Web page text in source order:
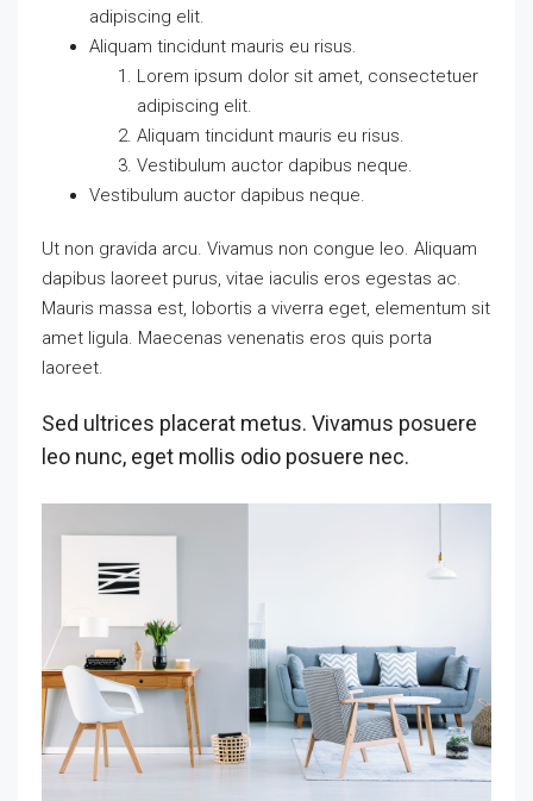
adipiscing elit.
Aliquam tincidunt mauris eu risus.
Lorem ipsum dolor sit amet, consectetuer
adipiscing elit.
Aliquam tincidunt mauris eu risus.
Vestibulum auctor dapibus neque.
Vestibulum auctor dapibus neque.
Ut non gravida arcu. Vivamus non congue leo. Aliquam
dapibus laoreet purus, vitae iaculis eros egestas ac.
Mauris massa est, lobortis a viverra eget, elementum sit
amet ligula. Maecenas venenatis eros quis porta
laoreet.
Sed ultrices placerat metus. Vivamus posuere
leo nunc, eget mollis odio posuere nec.